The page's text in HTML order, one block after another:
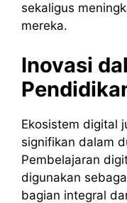
sekaligus
mereka.
Inovasi
Ekosistem digital
signifikan dalam
Pembelajaran
digunakan
bagian integral